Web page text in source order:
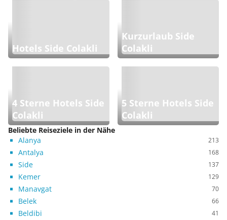
Hotels Side Colakli
Kurzurlaub Side
Colakli
4 Sterne Hotels Side
Colakli
5 Sterne Hotels Side
Colakli
Beliebte Reiseziele in der Nähe
Alanya
213
Antalya 168
Side 137
Kemer 129
Manavgat 70
Belek 66
Beldibi 41